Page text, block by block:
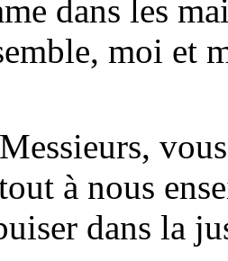
dans les
moi et
à nous
dans la